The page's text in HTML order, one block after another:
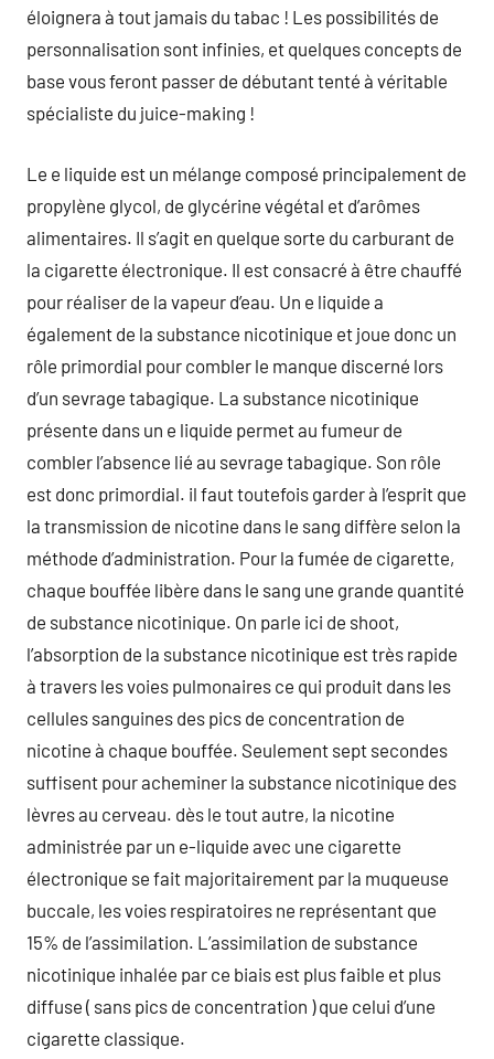
éloignera à tout jamais du tabac ! Les possibilités de
personnalisation sont infinies, et quelques concepts de
base vous feront passer de débutant tenté à véritable
spécialiste du juice-making !
Le e liquide est un mélange composé principalement de
propylène glycol, de glycérine végétal et d’arômes
alimentaires. Il s’agit en quelque sorte du carburant de
la cigarette électronique. Il est consacré à être chauffé
pour réaliser de la vapeur d’eau. Un e liquide a
également de la substance nicotinique et joue donc un
rôle primordial pour combler le manque discerné lors
d’un sevrage tabagique. La substance nicotinique
présente dans un e liquide permet au fumeur de
combler l’absence lié au sevrage tabagique. Son rôle
est donc primordial. il faut toutefois garder à l’esprit que
la transmission de nicotine dans le sang diffère selon la
méthode d’administration. Pour la fumée de cigarette,
chaque bouffée libère dans le sang une grande quantité
de substance nicotinique. On parle ici de shoot,
l’absorption de la substance nicotinique est très rapide
à travers les voies pulmonaires ce qui produit dans les
cellules sanguines des pics de concentration de
nicotine à chaque bouffée. Seulement sept secondes
suffisent pour acheminer la substance nicotinique des
lèvres au cerveau. dès le tout autre, la nicotine
administrée par un e-liquide avec une cigarette
électronique se fait majoritairement par la muqueuse
buccale, les voies respiratoires ne représentant que
15% de l’assimilation. L’assimilation de substance
nicotinique inhalée par ce biais est plus faible et plus
diffuse ( sans pics de concentration ) que celui d’une
cigarette classique.